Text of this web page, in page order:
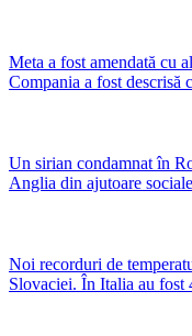
Meta a fost amendată cu
Compania a fost descrisă
Un sirian condamnat în
Anglia din ajutoare
Noi recorduri de
Slovaciei. În Italia au fost